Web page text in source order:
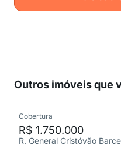
Outros imóveis que
Cobertura
R$ 1.750.000